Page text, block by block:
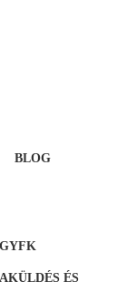
BLOG
GYFK
ÉS